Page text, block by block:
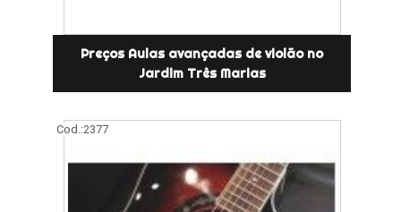
Preços Aulas avançadas de violão no
Jardim Três Marias
Cod.:2377